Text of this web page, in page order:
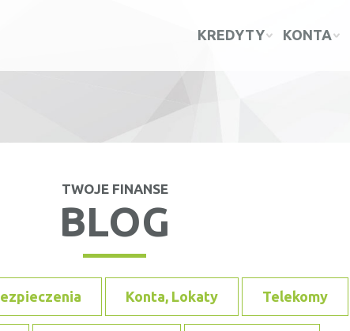
KREDYTY KONTA
TWOJE FINANSE
BLOG
Konta, Lokaty Telekomy